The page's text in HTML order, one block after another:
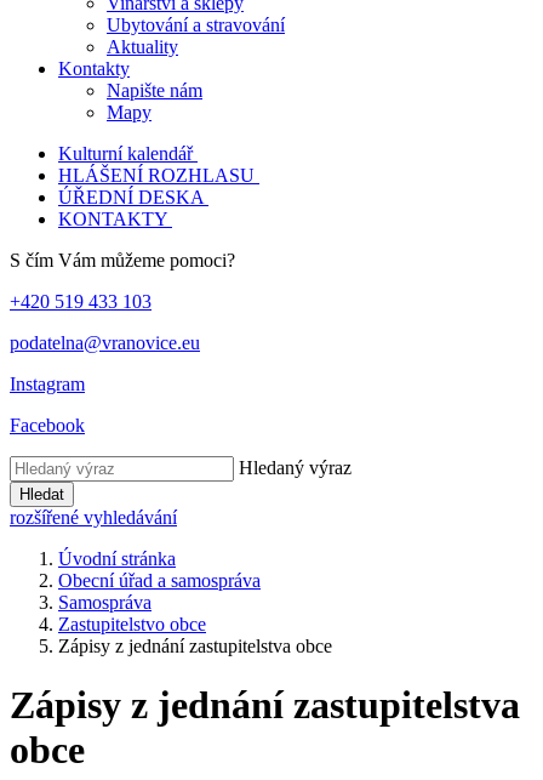
Ubytování a stravování
Aktuality
Kontakty
Napište nám
Mapy
Kulturní kalendář
HLÁŠENÍ ROZHLASU
ÚŘEDNÍ DESKA
KONTAKTY
S čím Vám můžeme pomoci?
+420 519 433 103
podatelna@vranovice.eu
Instagram
Facebook
Hledaný výraz
Hledat
rozšířené vyhledávání
Úvodní stránka
Obecní úřad a samospráva
Samospráva
Zastupitelstvo obce
Zápisy z jednání zastupitelstva obce
Zápisy z jednání zastupitelstva
obce